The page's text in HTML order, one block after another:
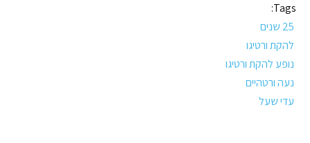
Tags:
25 שנים
להקת ורטיגו
נופע להקת ורטיגו
נעה ורטהיים
עדי שעל